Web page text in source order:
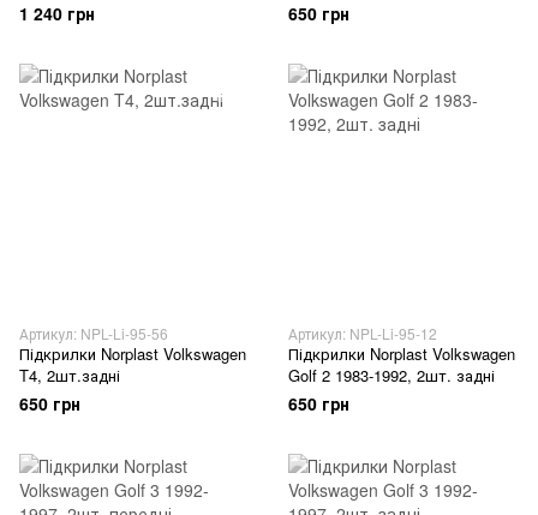
1 240 грн 650 грн
Артикул: NPL-Li-95-56
Підкрилки Norplast Volkswagen
T4, 2шт.задні
650 грн
Артикул: NPL-Li-95-12
Підкрилки Norplast Volkswagen
Golf 2 1983-1992, 2шт. задні
650 грн